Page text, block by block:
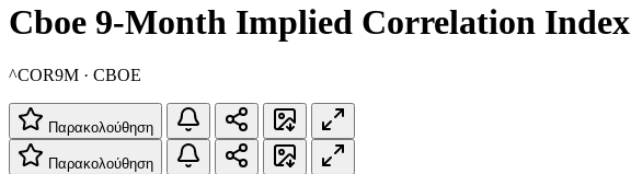
Cboe 9-Month Implied Correlation Index
^COR9M · CBOE
Παρακολούθηση
Παρακολούθηση